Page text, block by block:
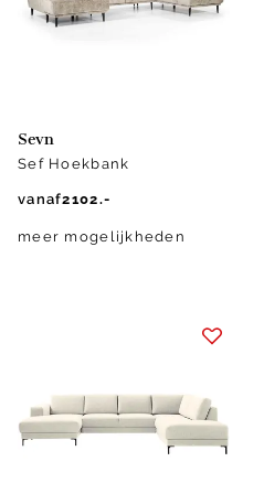
Sevn
Sef Hoekbank
vanaf2102.-
meer mogelijkheden